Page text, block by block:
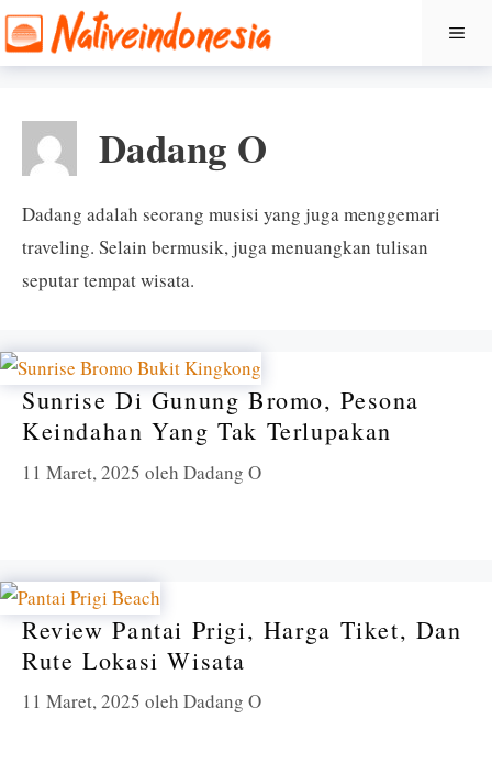
Langsung
ke
Dadang O
Dadang adalah seorang musisi yang juga menggemari
traveling. Selain bermusik, juga menuangkan tulisan
seputar tempat wisata.
Sunrise Di Gunung Bromo, Pesona
Keindahan Yang Tak Terlupakan
11 Maret, 2025 oleh Dadang O
Review Pantai Prigi, Harga Tiket, Dan
Rute Lokasi Wisata
11 Maret, 2025 oleh Dadang O